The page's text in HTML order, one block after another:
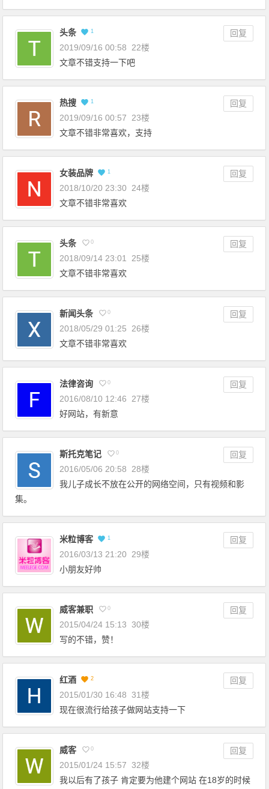
头条 1
回复
2019/09/16 00:58
22楼
文章不错支持一下吧
热搜 1
回复
2019/09/16 00:57
23楼
文章不错非常喜欢，支持
女装品牌 1
回复
2018/10/20 23:30
24楼
文章不错非常喜欢
头条 0
回复
2018/09/14 23:01
25楼
文章不错非常喜欢
新闻头条 0
回复
2018/05/29 01:25
26楼
文章不错非常喜欢
法律咨询 0
回复
2016/08/10 12:46
27楼
好网站，有新意
斯托克笔记 0
回复
2016/05/06 20:58
28楼
我儿子成长不放在公开的网络空间，只有视频和影
集。
米粒博客 1
回复
2016/03/13 21:20
29楼
小朋友好帅
威客兼职 0
回复
2015/04/24 15:13 30楼
写的不错，赞！
红酒 2
回复
2015/01/30 16:48 31楼
现在很流行给孩子做网站支持一下
威客 0
回复
2015/01/24 15:57 32楼
我以后有了孩子 肯定要为他建个网站 在18岁的时候